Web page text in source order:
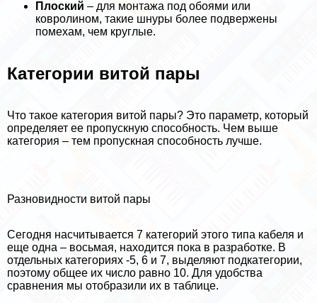
Плоский – для монтажа под обоями или
ковролином, такие шнуры более подвержены
помехам, чем круглые.
Категории витой пары
Что такое категория витой пары? Это параметр, который
определяет ее пропускную способность. Чем выше
категория – тем пропускная способность лучше.
Разновидности витой пары
Сегодня насчитывается 7 категорий этого типа кабеля и
еще одна – восьмая, находится пока в разработке. В
отдельных категориях -5, 6 и 7, выделяют подкатегории,
поэтому общее их число равно 10. Для удобства
сравнения мы отобразили их в таблице.